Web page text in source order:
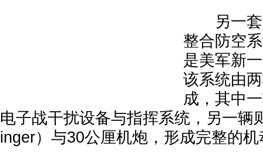
另一套
整合防空
是美军新
该系统由
成，其中
电子战干扰设备与指挥系统，另一辆
inger）与30公厘机炮，形成完整的